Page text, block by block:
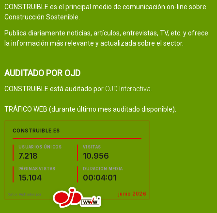
CONSTRUIBLE es el principal medio de comunicación on-line sobre
Construcción Sostenible.
Publica diariamente noticias, artículos, entrevistas, TV, etc. y ofrece
la información más relevante y actualizada sobre el sector.
AUDITADO POR OJD
CONSTRUIBLE está auditado por OJD Interactiva
TRÁFICO WEB (durante último mes auditado disponible):